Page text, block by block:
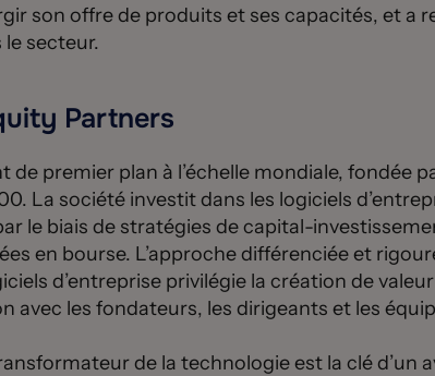
son offre de produits et ses capacités, et a
secteur.
Partners
premier plan à l’échelle mondiale, fondée
La société investit dans les logiciels
le biais de stratégies de capital-
en bourse. L’approche différenciée et
d’entreprise privilégie la création de
avec les fondateurs, les dirigeants et les
de la technologie est la clé d’un